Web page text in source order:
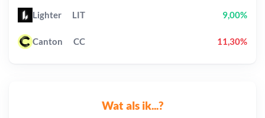
Wat als ik...?
Lighter LIT 9,00%
Canton CC 11,30%